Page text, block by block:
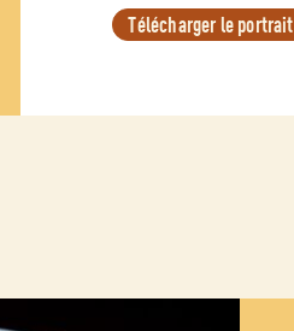
Télécharger le portrait